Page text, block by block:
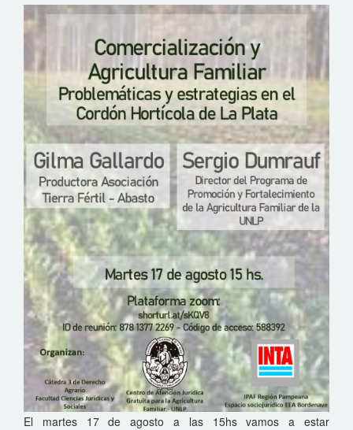
El martes 17 de agosto a las 15hs vamos a estar